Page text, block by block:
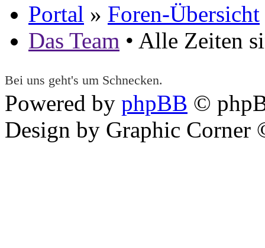
Portal » Foren-Übersicht
Das Team • Alle Zeiten
Bei uns geht's um Schnecken.
Powered by phpBB ©
Design by Graphic Corner